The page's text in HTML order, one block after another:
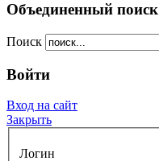
Объединенный поиск
Поиск
Войти
Вход на сайт
Закрыть
Логин